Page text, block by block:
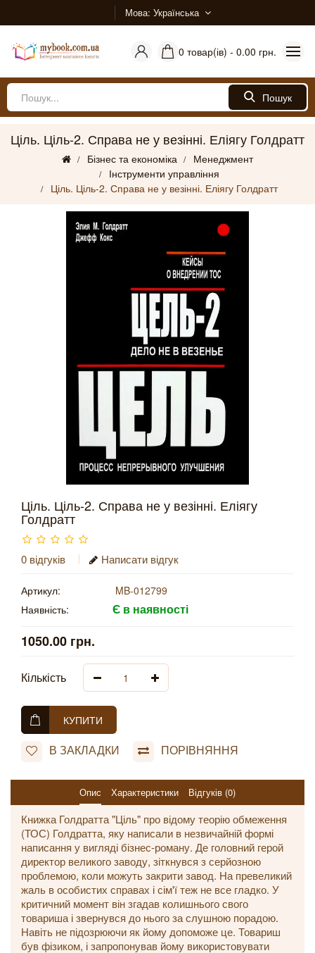
Мова Українська
0 товар(ів) - 0.00 грн.
Пошук
Ціль. Ціль-2. Справа не у везінні. Еліягу Голдратт
Бізнес та економіка
Менеджмент
Інструменти управління
Ціль. Ціль-2. Справа не у везінні. Еліягу Голдратт
Ціль. Ціль-2. Справа не у везінні. Еліягу
Голдратт
0 відгуків Написати відгук
Артикул:
MB-012799
Наявність:
Є в наявності
1050.00 грн.
Кількість
КУПИТИ
В ЗАКЛАДКИ ПОРІВНЯННЯ
Опис Характеристики Відгуків (0)
Книжка Голдратта "Ціль" про відому теорію обмеження
(ТОС) Голдратта, яку написали в незвичайній формі
написання у вигляді бізнес-роману. Де головний герой
директор великого заводу, зіткнувся з серйозною
проблемою, коли можуть закрити завод. На превеликий
жаль в особистих справах і сім'ї теж не все гладко. У
критичний момент він згадав колишнього свого
товариша і звернувся до нього за слушною порадою.
Навіть не підозрюючи як йому допоможе це. Товариш
був фізиком, і запропонував йому використовувати